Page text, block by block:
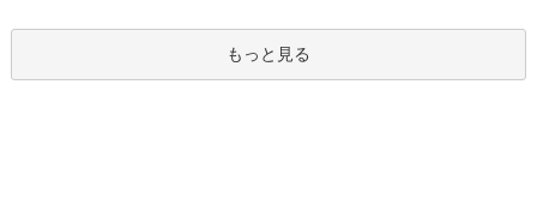
もっと見る